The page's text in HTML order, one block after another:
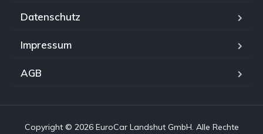
Datenschutz
Impressum
AGB
Copyright © 2026 EuroCar Landshut GmbH. Alle Rechte